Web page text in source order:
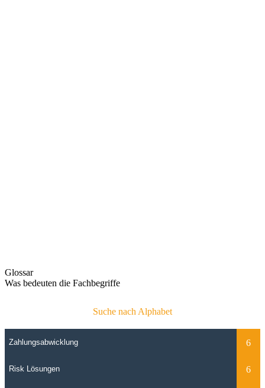
Glossar
Was bedeuten die Fachbegriffe
Suche nach Alphabet